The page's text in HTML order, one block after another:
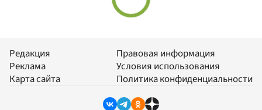
Редакция
Реклама
Карта сайта
Правовая информация
Условия использования
Политика конфиденциальности